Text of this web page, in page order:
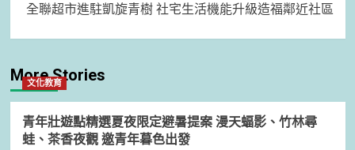
全聯超市進駐凱旋青樹 社宅生活機能升級造福鄰近社區
More Stories
文化教育
青年壯遊點精選夏夜限定避暑提案 漫天蝠影、竹林尋
蛙、茶香夜觀 邀青年暮色出發